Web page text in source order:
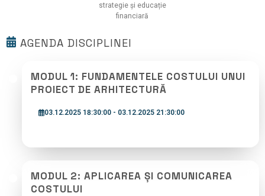
strategie și educație
financiară
AGENDA DISCIPLINEI
MODUL 1: FUNDAMENTELE COSTULUI UNUI
PROIECT DE ARHITECTURĂ
03.12.2025 18:30:00 - 03.12.2025 21:30:00
MODUL 2: APLICAREA ȘI COMUNICAREA
COSTULUI